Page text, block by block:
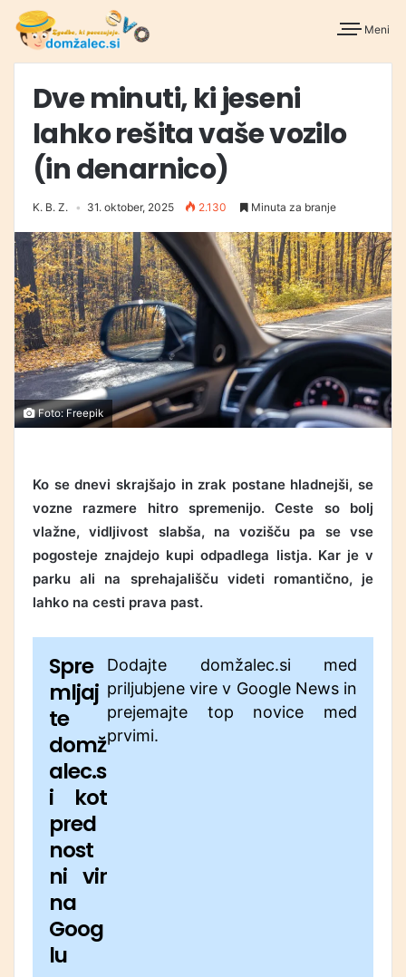
Meni
Dve minuti, ki jeseni
lahko rešita vaše vozilo
(in denarnico)
K. B. Z. 31. oktober, 2025 2.130 Minuta za branje
Foto: Freepik
Ko se dnevi skrajšajo in zrak postane hladnejši, se
vozne razmere hitro spremenijo. Ceste so bolj
vlažne, vidljivost slabša, na vozišču pa se vse
pogosteje znajdejo kupi odpadlega listja. Kar je v
parku ali na sprehajališču videti romantično, je
lahko na cesti prava past.
Spre
mljaj
te
domž
alec.s
i kot
pred
nost
ni vir
na
Goog
lu
Dodajte domžalec.si med
priljubjene vire v Google News in
prejemajte top novice med
prvimi.